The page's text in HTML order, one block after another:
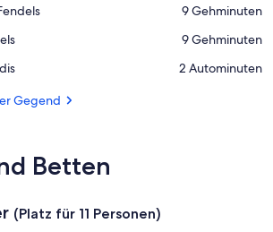
‪9 Gehminuten‬
‪9 Gehminuten‬
‪2 Autominuten‬
Gegend
Betten
(Platz für 11 Personen)